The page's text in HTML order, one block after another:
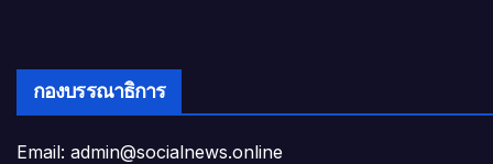
กองบรรณาธิการ
Email: admin@socialnews.online